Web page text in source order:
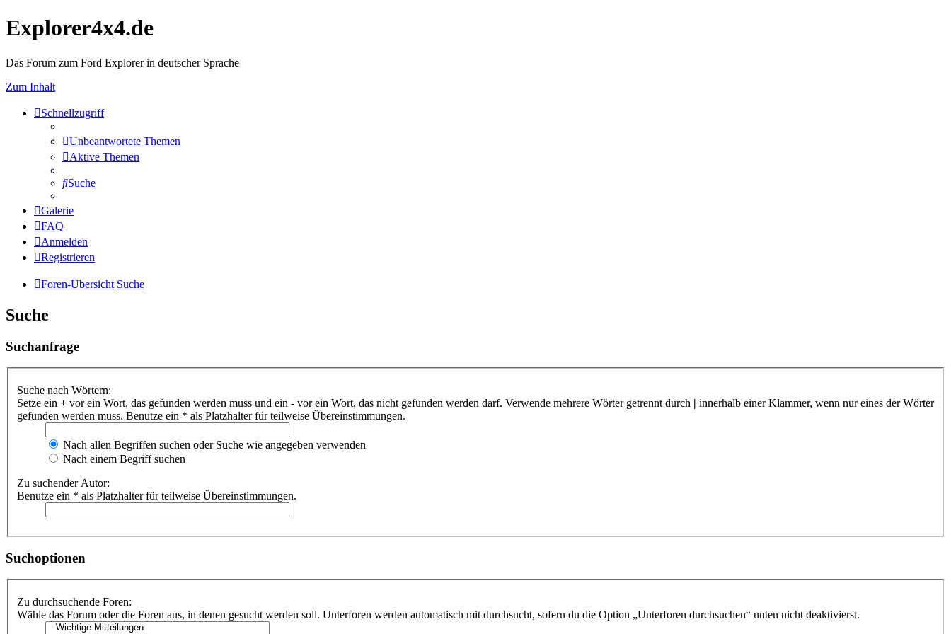
Explorer4x4.de
Das Forum zum Ford Explorer in deutscher Sprache
Zum Inhalt
Schnellzugriff
Unbeantwortete Themen
Aktive Themen
Suche
Galerie
FAQ
Anmelden
Registrieren
Foren-Übersicht Suche
Suche
Suchanfrage
Suche nach Wörtern:
Setze ein + vor ein Wort, das gefunden werden muss und ein - vor ein Wort, das nicht gefunden werden darf. Verwende mehrere Wörter getrennt durch | innerhalb einer Klammer, wenn nur eines der Wörter
gefunden werden muss. Benutze ein * als Platzhalter für teilweise Übereinstimmungen.
Nach allen Begriffen suchen oder Suche wie angegeben verwenden
Nach einem Begriff suchen
Zu suchender Autor:
Benutze ein * als Platzhalter für teilweise Übereinstimmungen.
Suchoptionen
Zu durchsuchende Foren:
Wähle das Forum oder die Foren aus, in denen gesucht werden soll. Unterforen werden automatisch mit durchsucht, sofern du die Option „Unterforen durchsuchen“ unten nicht deaktivierst.